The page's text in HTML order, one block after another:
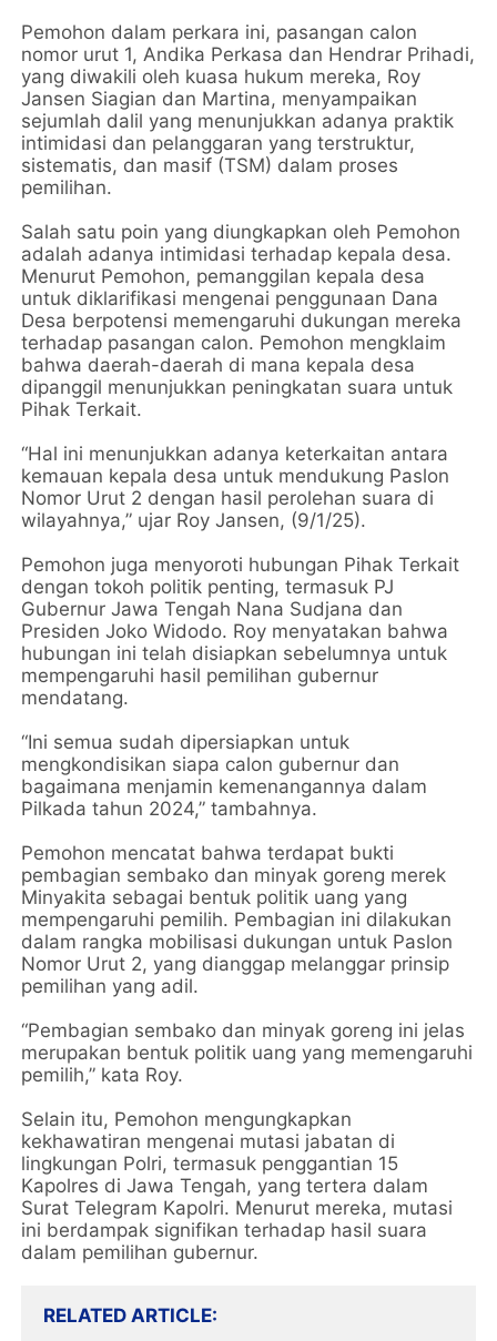
Pemohon dalam perkara ini, pasangan calon
nomor urut 1, Andika Perkasa dan Hendrar Prihadi,
yang diwakili oleh kuasa hukum mereka, Roy
Jansen Siagian dan Martina, menyampaikan
sejumlah dalil yang menunjukkan adanya praktik
intimidasi dan pelanggaran yang terstruktur,
sistematis, dan masif (TSM) dalam proses
pemilihan.
Salah satu poin yang diungkapkan oleh Pemohon
adalah adanya intimidasi terhadap kepala desa.
Menurut Pemohon, pemanggilan kepala desa
untuk diklarifikasi mengenai penggunaan Dana
Desa berpotensi memengaruhi dukungan mereka
terhadap pasangan calon. Pemohon mengklaim
bahwa daerah-daerah di mana kepala desa
dipanggil menunjukkan peningkatan suara untuk
Pihak Terkait.
“Hal ini menunjukkan adanya keterkaitan antara
kemauan kepala desa untuk mendukung Paslon
Nomor Urut 2 dengan hasil perolehan suara di
wilayahnya,” ujar Roy Jansen, (9/1/25).
Pemohon juga menyoroti hubungan Pihak Terkait
dengan tokoh politik penting, termasuk PJ
Gubernur Jawa Tengah Nana Sudjana dan
Presiden Joko Widodo. Roy menyatakan bahwa
hubungan ini telah disiapkan sebelumnya untuk
mempengaruhi hasil pemilihan gubernur
mendatang.
“Ini semua sudah dipersiapkan untuk
mengkondisikan siapa calon gubernur dan
bagaimana menjamin kemenangannya dalam
Pilkada tahun 2024,” tambahnya.
Pemohon mencatat bahwa terdapat bukti
pembagian sembako dan minyak goreng merek
Minyakita sebagai bentuk politik uang yang
mempengaruhi pemilih. Pembagian ini dilakukan
dalam rangka mobilisasi dukungan untuk Paslon
Nomor Urut 2, yang dianggap melanggar prinsip
pemilihan yang adil.
“Pembagian sembako dan minyak goreng ini jelas
merupakan bentuk politik uang yang memengaruhi
pemilih,” kata Roy.
Selain itu, Pemohon mengungkapkan
kekhawatiran mengenai mutasi jabatan di
lingkungan Polri, termasuk penggantian 15
Kapolres di Jawa Tengah, yang tertera dalam
Surat Telegram Kapolri. Menurut mereka, mutasi
ini berdampak signifikan terhadap hasil suara
dalam pemilihan gubernur.
RELATED ARTICLE